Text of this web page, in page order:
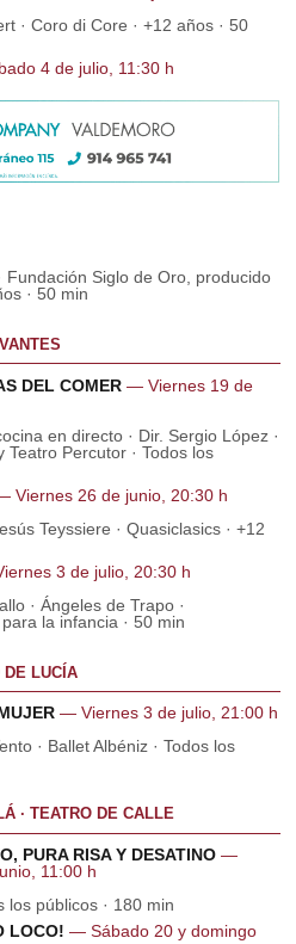
· Coro di Core · +12 años · 50
4 de julio, 11:30 h
Fundación Siglo de Oro, producido
· 50 min
DEL COMER — Viernes 19 de
en directo · Dir. Sergio López ·
Teatro Percutor · Todos los
Viernes 26 de junio, 20:30 h
Teyssiere · Quasiclasics · +12
3 de julio, 20:30 h
· Ángeles de Trapo ·
la infancia · 50 min
DE LUCÍA
— Viernes 3 de julio, 21:00 h
· Ballet Albéniz · Todos los
· TEATRO DE CALLE
PURA RISA Y DESATINO —
11:00 h
los públicos · 180 min
LOCO! — Sábado 20 y domingo